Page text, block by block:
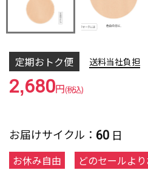
定期おトク便 送料当社負担
2,680円(税込)
お届けサイクル
60 日
お休み自由 どのセールより